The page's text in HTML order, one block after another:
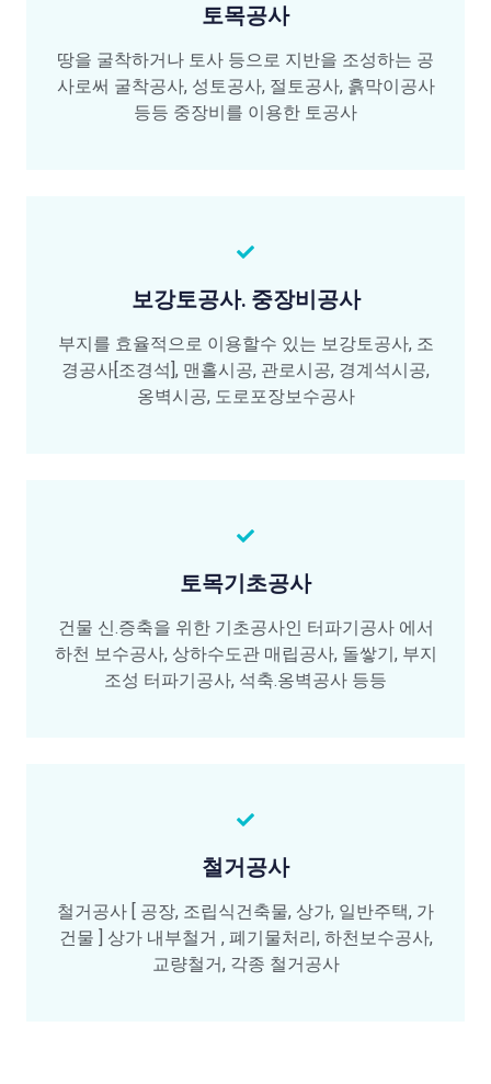
토목공사
땅을 굴착하거나 토사 등으로 지반을 조성하는 공
사로써 굴착공사, 성토공사, 절토공사, 흙막이공사
등등 중장비를 이용한 토공사
보강토공사. 중장비공사
부지를 효율적으로 이용할수 있는 보강토공사, 조
경공사[조경석], 맨홀시공, 관로시공, 경계석시공,
옹벽시공, 도로포장보수공사
토목기초공사
건물 신.증축을 위한 기초공사인 터파기공사 에서
하천 보수공사, 상하수도관 매립공사, 돌쌓기, 부지
조성 터파기공사, 석축.옹벽공사 등등
철거공사
철거공사 [ 공장, 조립식건축물, 상가, 일반주택, 가
건물 ] 상가 내부철거 , 폐기물처리, 하천보수공사,
교량철거, 각종 철거공사